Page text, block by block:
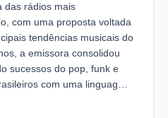
das rádios mais
com uma proposta voltada
tendências musicais do
a emissora consolidou
sucessos do pop, funk e
com uma linguag…